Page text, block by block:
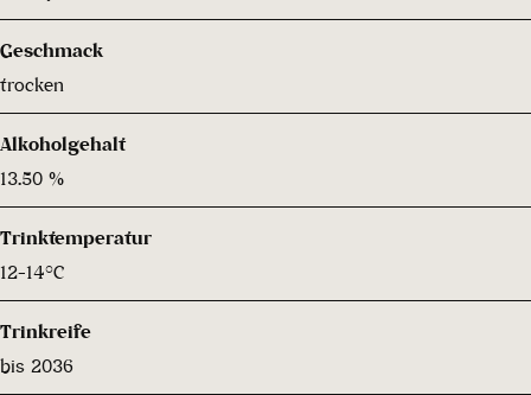
Geschmack
trocken
Alkoholgehalt
13.50 %
Trinktemperatur
12-14°C
Trinkreife
bis 2036